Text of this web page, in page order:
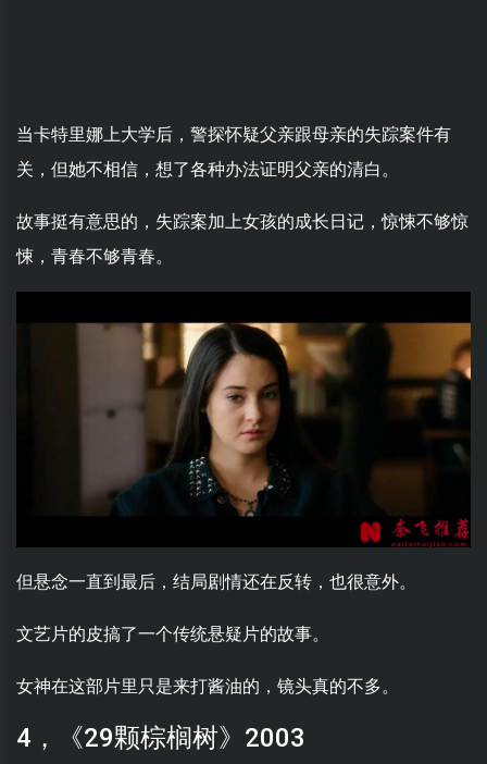
当卡特里娜上大学后，警探怀疑父亲跟母亲的失踪案件有
关，但她不相信，想了各种办法证明父亲的清白。
故事挺有意思的，失踪案加上女孩的成长日记，惊悚不够惊
悚，青春不够青春。
但悬念一直到最后，结局剧情还在反转，也很意外。
文艺片的皮搞了一个传统悬疑片的故事。
女神在这部片里只是来打酱油的，镜头真的不多。
4，《29颗棕榈树》2003